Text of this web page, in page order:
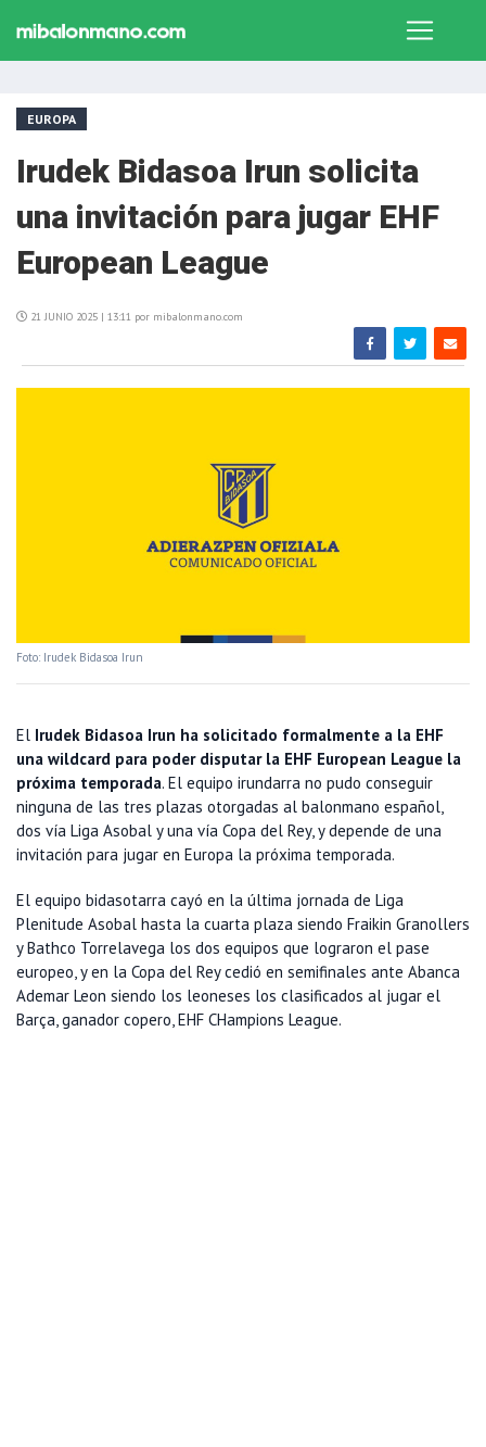
EUROPA
Irudek Bidasoa Irun solicita
una invitación para jugar EHF
European League
21 JUNIO 2025 | 13:11 por mibalonmano.com
Foto: Irudek Bidasoa Irun
El Irudek Bidasoa Irun ha solicitado formalmente a la EHF
una wildcard para poder disputar la EHF European League la
próxima temporada. El equipo irundarra no pudo conseguir
ninguna de las tres plazas otorgadas al balonmano español,
dos vía Liga Asobal y una vía Copa del Rey, y depende de una
invitación para jugar en Europa la próxima temporada.
El equipo bidasotarra cayó en la última jornada de Liga
Plenitude Asobal hasta la cuarta plaza siendo Fraikin Granollers
y Bathco Torrelavega los dos equipos que lograron el pase
europeo, y en la Copa del Rey cedió en semifinales ante Abanca
Ademar Leon siendo los leoneses los clasificados al jugar el
Barça, ganador copero, EHF CHampions League.